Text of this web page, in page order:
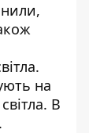
.
на
. В